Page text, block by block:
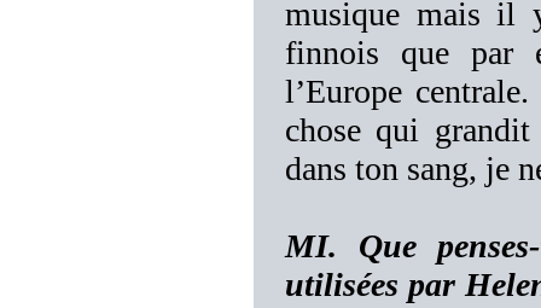
musique mais il
finnois que par
l’Europe
chose qui
dans ton sang, je
MI. Que
utilisées par